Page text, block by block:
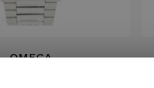
OMEGA